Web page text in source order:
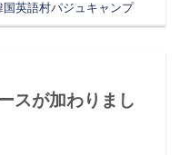
国英語村パジュキャンプ
スが加わりまし